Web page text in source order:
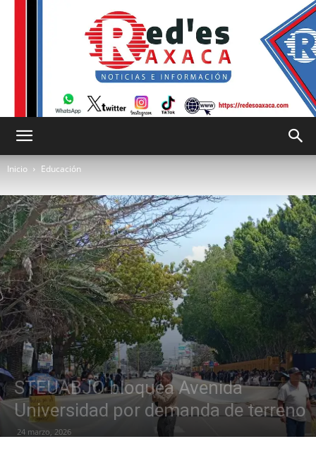
es
Oaxaca
Inicio Educación
STEUABJO bloquea Avenida
Universidad por demanda de terreno
24 marzo, 2026